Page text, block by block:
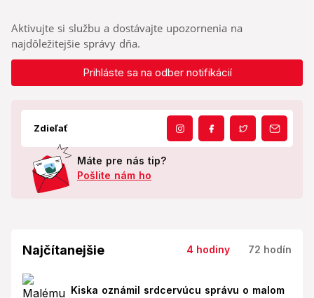
Aktivujte si službu a dostávajte upozornenia na
najdôležitejšie správy dňa.
Prihláste sa na odber notifikácií
Zdieľať
Máte pre nás tip?
Pošlite nám ho
Najčítanejšie 4 hodiny 72 hodín
Kiska oznámil srdcervúcu správu o malom